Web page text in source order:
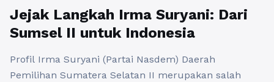
Jejak Langkah Irma Suryani: Dari
Sumsel II untuk Indonesia
Profil Irma Suryani (Partai Nasdem) Daerah
Pemilihan Sumatera Selatan II merupakan salah